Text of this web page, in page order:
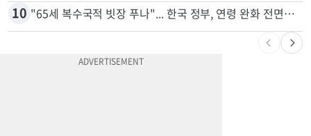
10 "65세 복수국적 빗장 푸나"... 한국 정부, 연령 완화 전면 추진